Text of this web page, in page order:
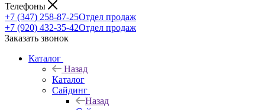
Телефоны
+7 (347) 258-87-25Отдел продаж
+7 (920) 432-35-42Отдел продаж
Заказать звонок
Каталог
Назад
Каталог
Сайдинг
Назад